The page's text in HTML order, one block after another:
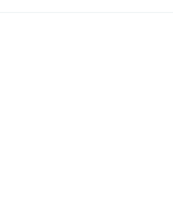
szybami
plaż i usług
9 km